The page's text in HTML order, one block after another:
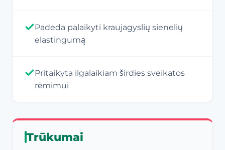
Padeda palaikyti kraujagyslių sienelių
elastingumą
Pritaikyta ilgalaikiam širdies sveikatos
rėmimui
Trūkumai